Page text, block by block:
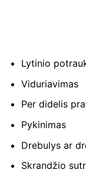
Lytinio
Viduriavimas
Per didelis
Pykinimas
Drebulys ar
Skrandžio